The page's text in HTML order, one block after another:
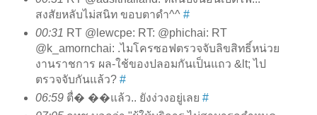
สงสัยหลับไม่สนิท ขอบตาดำ^^ #
00:31 RT @lewcpe: RT: @phichai: RT
@k_amornchai: .ไมโครซอฟตรวจจับลิขสิทธิ์หน่วย
งานราชการ ผล-ใช้ของปลอมกันเป็นแถว &lt; ไป
ตรวจจับกันแล้ว? #
06:59ตื่� ��แล้ว.. ยังง่วงอยู่เลย #